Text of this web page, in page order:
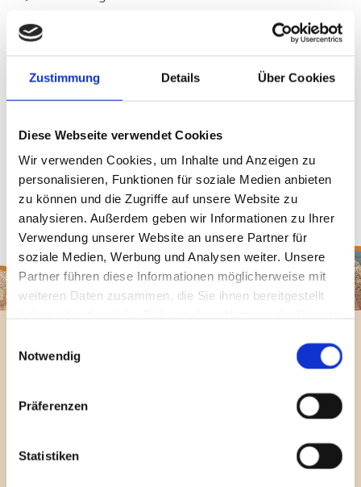
Zustimmung Details Über Cookies
Diese Webseite verwendet Cookies
Wir verwenden Cookies, um Inhalte und Anzeigen zu
personalisieren, Funktionen für soziale Medien anbieten
zu können und die Zugriffe auf unsere Website zu
analysieren. Außerdem geben wir Informationen zu Ihrer
Verwendung unserer Website an unsere Partner für
soziale Medien, Werbung und Analysen weiter. Unsere
Partner führen diese Informationen möglicherweise mit
weiteren Daten zusammen, die Sie ihnen bereitgestellt
Notwendig
Präferenzen
Statistiken
Jeder Mensch besitzt ein kreatives Potenzial, das ihm
Unbewusstes im „Tun“ zu verarbeiten und zu
bewältigen. Die Farben geben der Seele den Klang,
den sie braucht, um in ihrer Mitte zu schwingen.
Jetzt mehr erfahren
Jeder Mensch besitzt ein kreatives Potenzial,
verschafft, Unbewusstes im "Tun" zu
verarbeiten und zu bewältigen. Die Farben